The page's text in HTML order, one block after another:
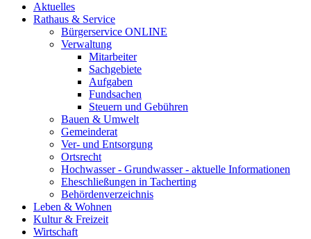
Aktuelles
Rathaus & Service
Bürgerservice ONLINE
Verwaltung
Mitarbeiter
Sachgebiete
Aufgaben
Fundsachen
Steuern und Gebühren
Bauen & Umwelt
Gemeinderat
Ver- und Entsorgung
Ortsrecht
Hochwasser - Grundwasser - aktuelle Informationen
Eheschließungen in Tacherting
Behördenverzeichnis
Leben & Wohnen
Kultur & Freizeit
Wirtschaft